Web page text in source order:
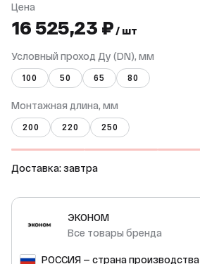
Цена
16 525,23 ₽ / шт
Условный проход Ду (DN), мм
100 50 65 80
Монтажная длина, мм
200 220 250
Доставка: завтра
ЭКОНОМ
Все товары бренда
РОССИЯ — страна производства